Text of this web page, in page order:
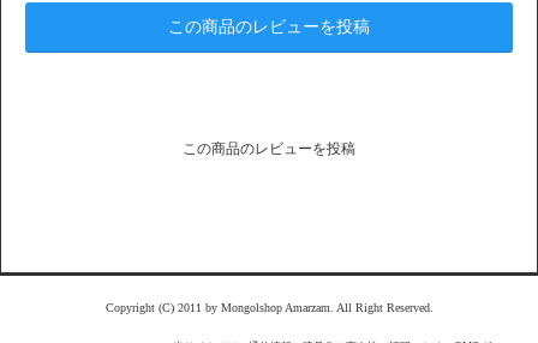
この商品のレビューを投稿
この商品のレビューを投稿
Copyright (C) 2011 by Mongolshop Amarzam. All Right Reserved.